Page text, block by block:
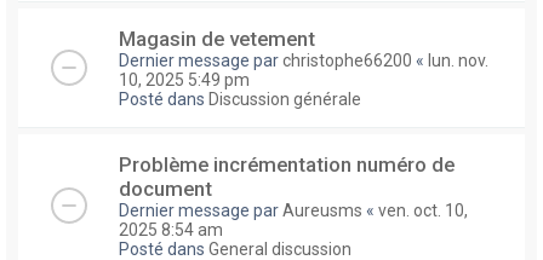
Magasin de vetement
Dernier message parchristophe66200 « lun. nov.
10, 2025 5:49 pm
Posté dans Discussion générale
Problème incrémentation numéro de
document
Dernier message parAureusms « ven. oct. 10,
2025 8:54 am
Posté dans General discussion